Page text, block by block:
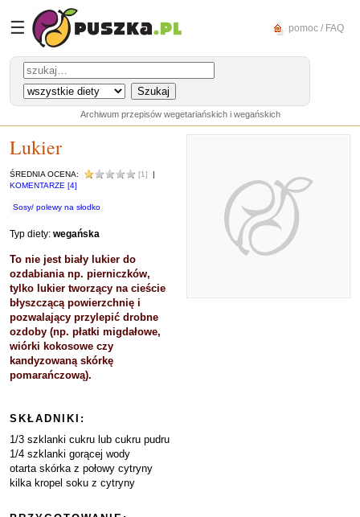
☰ pomoc / FAQ
Archiwum przepisów wegetariańskich i wegańskich
Lukier
ŚREDNIA OCENA: [1]
|
KOMENTARZE [4]
Sosy/ polewy na słodko
Typ diety: wegańska
To nie jest biały lukier do
ozdabiania np. pierniczków,
tylko lukier tworzący na cieście
błyszczącą powierzchnię i
pozwalający przylepić drobne
ozdoby (np. płatki migdałowe,
wiórki kokosowe czy
kandyzowaną skórkę
pomarańczową).
SKŁADNIKI:
1/3 szklanki cukru lub cukru pudru
1/4 szklanki gorącej wody
otarta skórka z połowy cytryny
kilka kropel soku z cytryny